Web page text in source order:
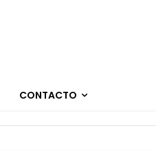
CONTACTO